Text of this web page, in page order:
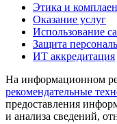
Этика и
Оказание услуг
Использование
Защита
ИТ аккредитация
На информационном
рекомендательные
предоставления
и анализа сведений,